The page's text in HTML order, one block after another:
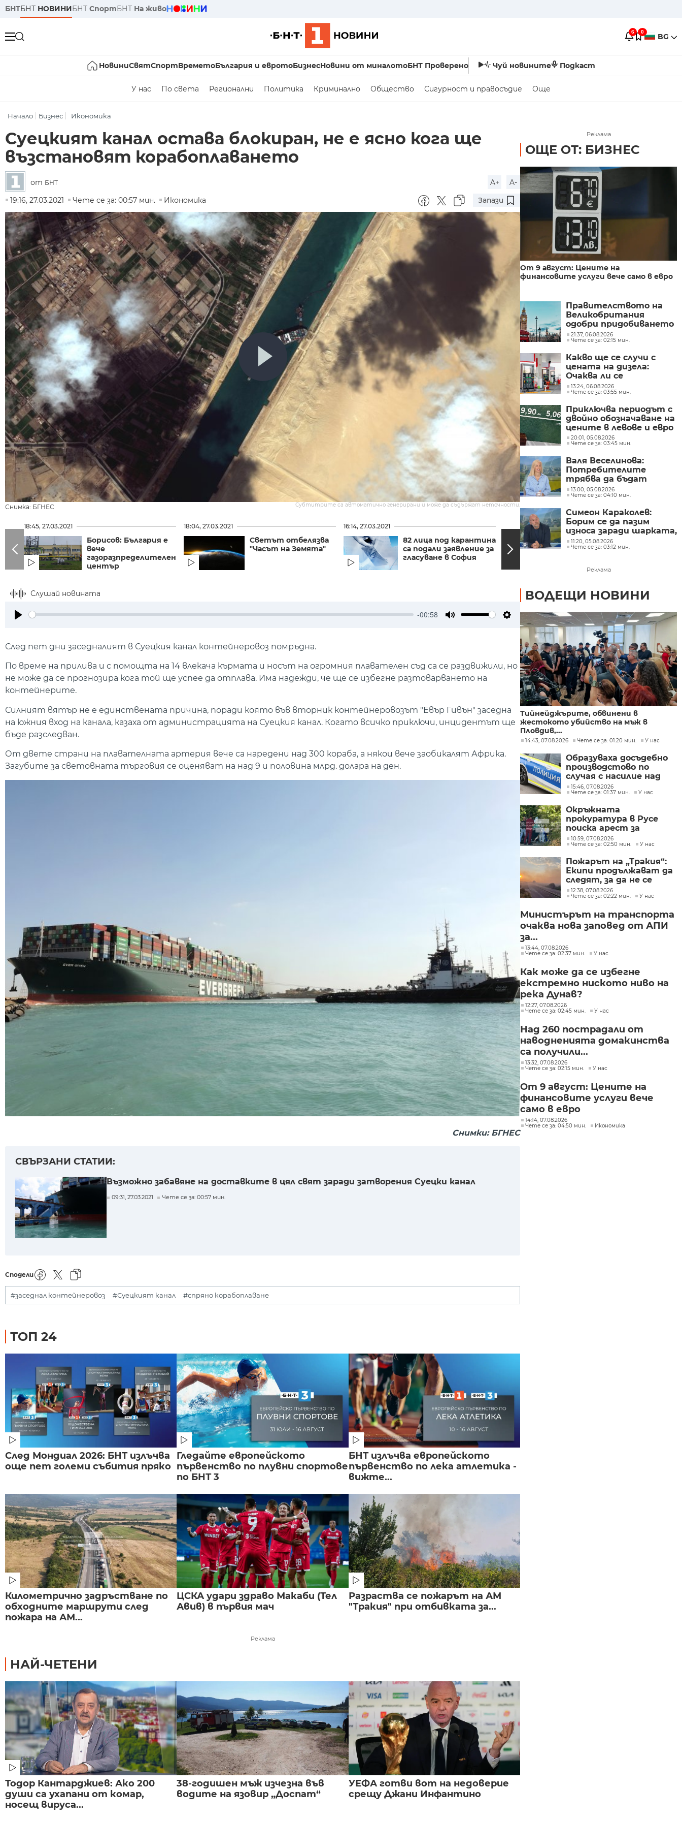
БНТБНТ НОВИНИБНТ СпортБНТ На живо
6 0 BG
НовиниСвятСпортВреметоБългария и евротоБизнесНовини от миналотоБНТ Проверено Чуй новините Подкаст
У нас По света Регионални Политика Криминално Общество Сигурност и правосъдие Още
Начало Бизнес Икономика
Суецкият канал остава блокиран, не е ясно кога ще
възстановят корабоплаването
от БНТ A+
A-
19:16, 27.03.2021
Чете се за: 00:57 мин. Икономика Запази
Снимка: БГНЕС Субтитрите са автоматично генерирани и може да съдържат неточности.
18:45, 27.03.2021
Борисов: България е
вече
газоразпределителен
център
18:04, 27.03.2021
Светът отбелязва
"Часът на Земята"
16:14, 27.03.2021
82 лица под карантина
са подали заявление за
гласуване в София
14:41, 27.03.2021
Как настройват
механизма на кулата
Пловдив?
Слушай новината
-00:58
Settings
След пет дни заседналият в Суецкия канал контейнеровоз помръдна.
По време на прилива и с помощта на 14 влекача кърмата и носът на огромния плавателен съд са се раздвижили, но
не може да се прогнозира кога той ще успее да отплава. Има надежди, че ще се избегне разтоварването на
контейнерите.
Силният вятър не е единствената причина, поради която във вторник контейнеровозът "Евър Гивън" заседна
на южния вход на канала, казаха от администрацията на Суецкия канал. Когато всичко приключи, инцидентът ще
бъде разследван.
От двете страни на плавателната артерия вече са наредени над 300 кораба, а някои вече заобикалят Африка.
Загубите за световната търговия се оценяват на над 9 и половина млрд. долара на ден.
Снимки: БГНЕС
СВЪРЗАНИ СТАТИИ:
Възможно забавяне на доставките в цял свят заради затворения Суецки канал
09:31, 27.03.2021 Чете се за: 00:57 мин.
Сподели
#заседнал контейнеровоз #Суецкият канал #спряно корабоплаване
ТОП 24
След Мондиал 2026: БНТ излъчва
още пет големи събития пряко
Гледайте европейското
първенство по плувни спортове
по БНТ 3
БНТ излъчва европейското
първенство по лека атлетика -
вижте...
Километрично задръстване по
обходните маршрути след
пожара на АМ...
ЦСКА удари здраво Макаби (Тел
Авив) в първия мач
Разраства се пожарът на АМ
"Тракия" при отбивката за...
Реклама
НАЙ-ЧЕТЕНИ
Тодор Кантарджиев: Ако 200
души са ухапани от комар,
носещ вируса...
38-годишен мъж изчезна във
водите на язовир „Доспат“
УЕФА готви вот на недоверие
срещу Джани Инфантино
Реклама
ОЩЕ ОТ: БИЗНЕС
От 9 август: Цените на
финансовите услуги вече само в евро
Правителството на
Великобритания
одобри придобиването
на „Уорнър Брос
Дискавъри“ от
„Парамаунт“ за 110
млрд. долара
21:37, 06.08.2026
Чете се за: 02:15 мин.
Какво ще се случи с
цената на дизела:
Очаква ли се
поевтиняване или нов
ръст?
13:24, 06.08.2026
Чете се за: 03:55 мин.
Приключва периодът с
двойно обозначаване на
цените в левове и евро
20:01, 05.08.2026
Чете се за: 03:45 мин.
Валя Веселинова:
Потребителите
трябва да бъдат
разумни, да не се
подлъгват по ниската
13:00, 05.08.2026
Чете се за: 04:10 мин.
Симеон Караколев:
Борим се да пазим
износа заради шарката,
а продаваме навън
сиренето по 6 евро,
18 евро
11:20, 05.08.2026
Чете се за: 03:12 мин.
Реклама
ВОДЕЩИ НОВИНИ
Тийнейджърите, обвинени в
жестокото убийство на мъж в
Пловдив,...
14:43, 07.08.2026 Чете се за: 01:20 мин. У нас
Образуваха досъдебно
производстово по
случая с насилие над
дете в Радомир
15:46, 07.08.2026
Чете се за: 01:37 мин.
У нас
Окръжната
прокуратура в Русе
поиска арест за
петима от
участниците в
разбитата
лаборатория за
фентанил
10:59, 07.08.2026
Чете се за: 02:50 мин.
У нас
Пожарът на „Тракия“:
Екипи продължават да
следят, за да не се
разпространява
огънят
12:38, 07.08.2026
Чете се за: 02:22 мин.
У нас
Министърът на транспорта
очаква нова заповед от АПИ
за...
13:44, 07.08.2026
Чете се за: 02:37 мин.
У нас
Как може да се избегне
екстремно ниското ниво на
река Дунав?
12:27, 07.08.2026
Чете се за: 02:45 мин.
У нас
Над 260 пострадали от
наводненията домакинства
са получили...
13:32, 07.08.2026
Чете се за: 02:15 мин.
У нас
От 9 август: Цените на
финансовите услуги вече
само в евро
14:14, 07.08.2026
Чете се за: 04:50 мин.
Икономика